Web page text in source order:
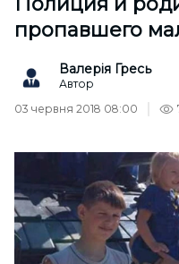
пропавшего
Валерія Гресь
Автор
03 червня 2018 08:00